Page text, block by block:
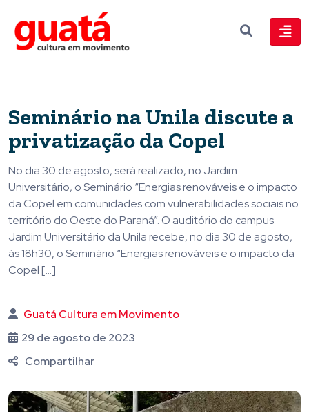
Seminário na Unila discute a
privatização da Copel
No dia 30 de agosto, será realizado, no Jardim
Universitário, o Seminário “Energias renováveis e o impacto
da Copel em comunidades com vulnerabilidades sociais no
território do Oeste do Paraná”. O auditório do campus
Jardim Universitário da Unila recebe, no dia 30 de agosto,
às 18h30, o Seminário “Energias renováveis e o impacto da
Copel […]
Guatá Cultura em Movimento
29 de agosto de 2023
Compartilhar